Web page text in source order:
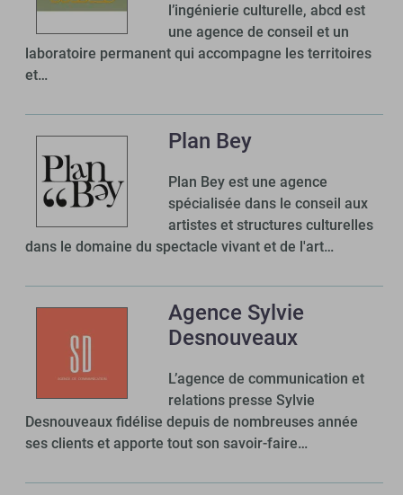
l’ingénierie culturelle, abcd est
une agence de conseil et un
laboratoire permanent qui accompagne les territoires
et…
Plan Bey
Plan Bey est une agence
spécialisée dans le conseil aux
artistes et structures culturelles
dans le domaine du spectacle vivant et de l'art…
Agence Sylvie
Desnouveaux
L’agence de communication et
relations presse Sylvie
Desnouveaux fidélise depuis de nombreuses année
ses clients et apporte tout son savoir-faire…